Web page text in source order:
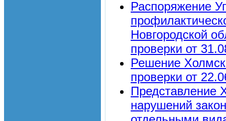
Распоряжение
Новгородской
проверки от
Решение
проверки от
Представление
нарушений